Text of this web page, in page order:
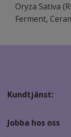
Oryza Sativa
Ferment,
Kundtjänst:
Jobba hos oss